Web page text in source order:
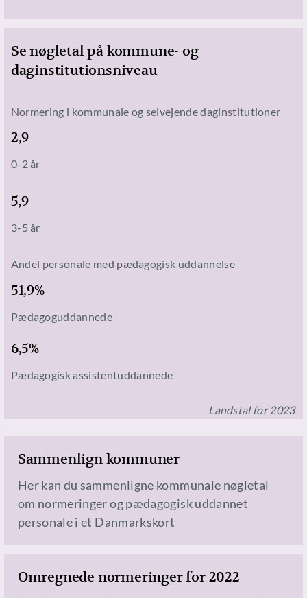
Se nøgletal på kommune- og
daginstitutionsniveau
Normering i kommunale og selvejende daginstitutioner
2,9
0-2 år
5,9
3-5 år
Andel personale med pædagogisk uddannelse
51,9%
Pædagoguddannede
6,5%
Pædagogisk assistentuddannede
Landstal for 2023
Sammenlign kommuner
Her kan du sammenligne kommunale nøgletal
om normeringer og pædagogisk uddannet
personale i et Danmarkskort
Omregnede normeringer for 2022